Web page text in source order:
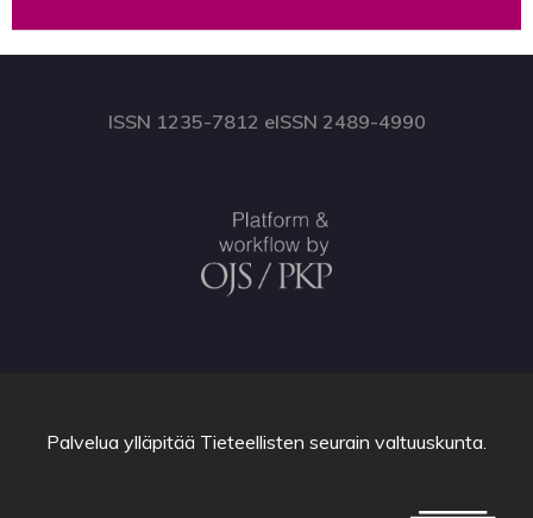
ISSN 1235-7812 eISSN 2489-4990
Palvelua ylläpitää Tieteellisten seurain valtuuskunta.